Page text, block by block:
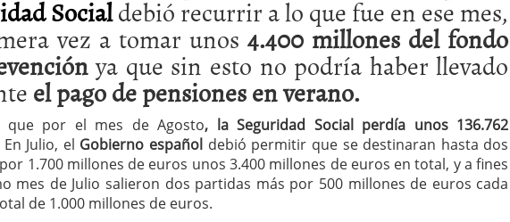
Socialdebió recurrir a lo que fue en ese mes,
vez a tomar unos 4.400 millones del fondo
ya que sin esto no podría haber llevado
el pago de pensiones en verano.
que por el mes de Agosto, la Seguridad Social perdía unos 136.762
En Julio, el Gobierno español debió permitir que se destinaran hasta dos
1.700 millones de euros unos 3.400 millones de euros en total, y a fines
mes de Julio salieron dos partidas más por 500 millones de euros cada
de 1.000 millones de euros.